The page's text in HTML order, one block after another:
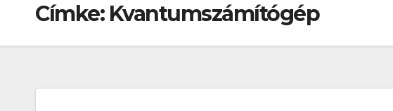
Címke: Kvantumszámítógép